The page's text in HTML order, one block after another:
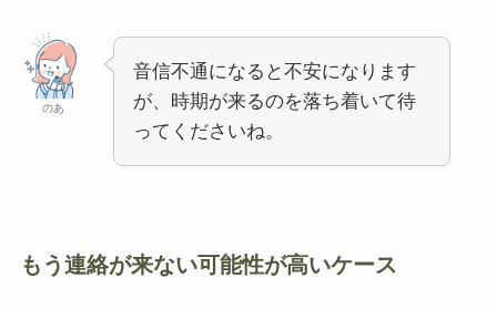
のあ
音信不通になると不安になります
が、時期が来るのを落ち着いて待
ってくださいね。
もう連絡が来ない可能性が高いケース